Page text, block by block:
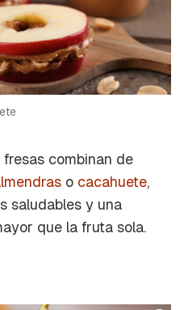
fresas combinan de
o cacahuete,
saludables y una
que la fruta sola.